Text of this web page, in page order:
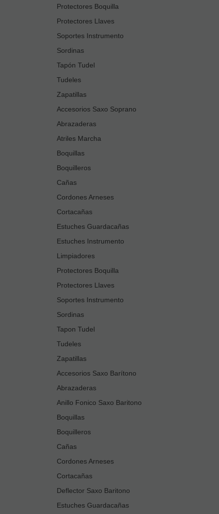
Protectores Boquilla
Protectores Llaves
Soportes Instrumento
Sordinas
Tapón Tudel
Tudeles
Zapatillas
Accesorios Saxo Soprano
Abrazaderas
Atriles Marcha
Boquillas
Boquilleros
Cañas
Cordones Arneses
Cortacañas
Estuches Guardacañas
Estuches Instrumento
Limpiadores
Protectores Boquilla
Protectores Llaves
Soportes Instrumento
Sordinas
Tapon Tudel
Tudeles
Zapatillas
Accesorios Saxo Barítono
Abrazaderas
Anillo Fonico Saxo Baritono
Boquillas
Boquilleros
Cañas
Cordones Arneses
Cortacañas
Deflector Saxo Baritono
Estuches Guardacañas